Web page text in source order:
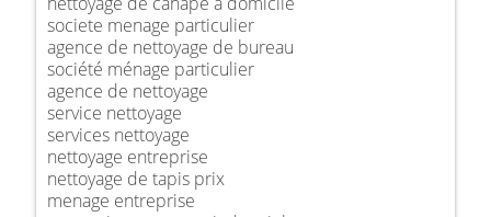
societe menage particulier
agence de nettoyage de bureau
société ménage particulier
agence de nettoyage
service nettoyage
services nettoyage
nettoyage entreprise
nettoyage de tapis prix
menage entreprise